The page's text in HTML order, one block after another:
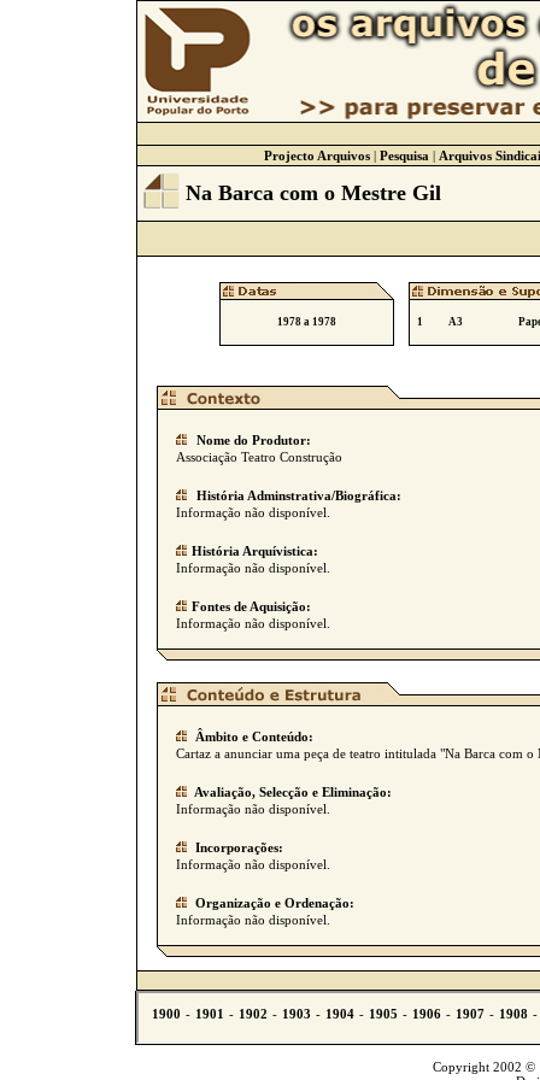
Projecto Arquivos| Pesquisa | Arquivos
Na Barca com o Mestre Gil
1978 a 1978 1 A3
Nome do Produtor:
Associação Teatro Construção
História Adminstrativa/Biográfica:
Informação não disponível.
História Arquívistica:
Informação não disponível.
Fontes de Aquisição:
Informação não disponível.
Âmbito e Conteúdo:
Cartaz a anunciar uma peça de teatro intitulada "Na Barca com
Avaliação, Selecção e Eliminação:
Informação não disponível.
Incorporações:
Informação não disponível.
Organização e Ordenação:
Informação não disponível.
Copyright 2002 ©